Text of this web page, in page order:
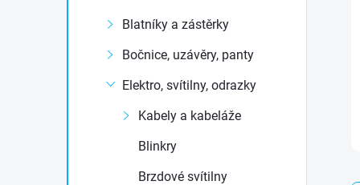
Blatníky a zástěrky
Bočnice, uzávěry, panty
Elektro, svítilny, odrazky
Kabely a kabeláže
Blinkry
Brzdové svítilny